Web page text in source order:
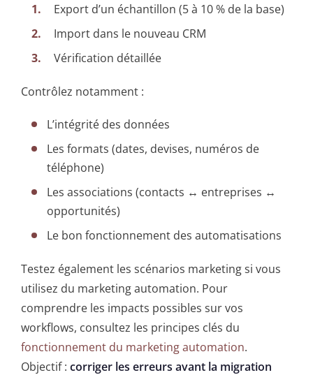
Export d’un échantillon (5 à 10 % de la base)
Import dans le nouveau CRM
Vérification détaillée
Contrôlez notamment :
L’intégrité des données
Les formats (dates, devises, numéros de
téléphone)
Les associations (contacts ↔ entreprises ↔
opportunités)
Le bon fonctionnement des automatisations
Testez également les scénarios marketing si vous
utilisez du marketing automation. Pour
comprendre les impacts possibles sur vos
workflows, consultez les principes clés du
fonctionnement du marketing automation.
Objectif : corriger les erreurs avant la migration